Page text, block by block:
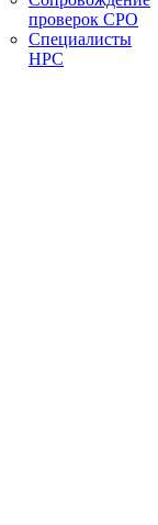
проверок СРО
Специалисты
НРС